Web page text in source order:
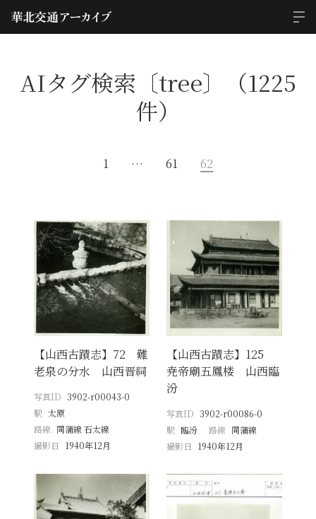
AIタグ検索〔tree〕（1225
件）
1 … 61 62
【山西古蹟志】72 難
老泉の分水 山西晋祠
写真ID 3902-r00043-0
駅 太原
路線 同蒲線 石太線
撮影日
1940年12月
【山西古蹟志】125
尭帝廟五鳳楼 山西臨
汾
写真ID 3902-r00086-0
駅 臨汾 路線 同蒲線
撮影日
1940年12月